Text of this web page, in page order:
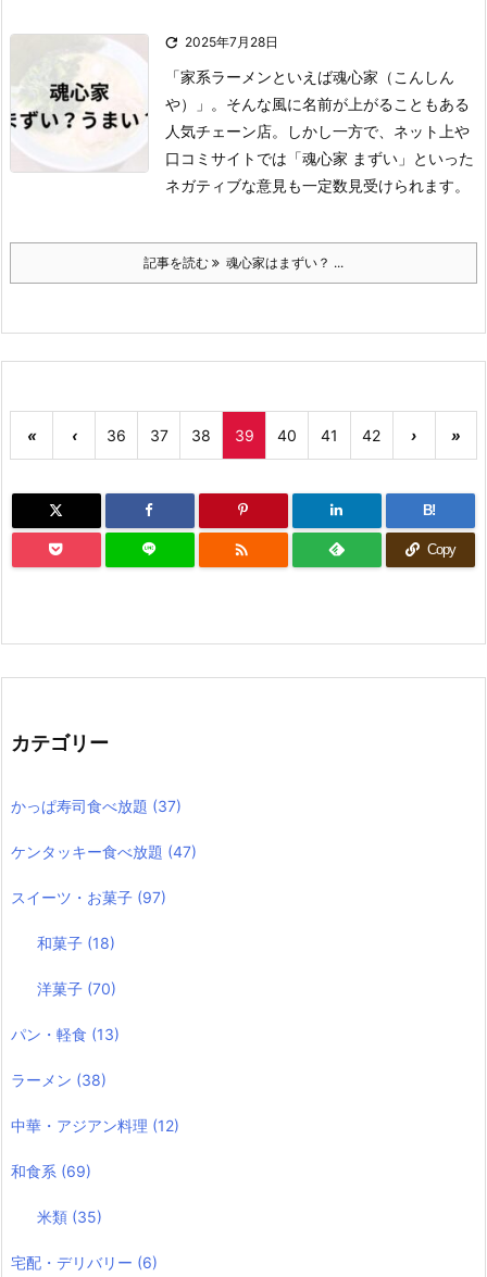
 2025年7月28日
「家系ラーメンといえば魂心家（こんしん
や）」。 そんな風に名前が上がることもある
人気チェーン店。
しかし一方で、ネット上や
口コミサイトでは「魂心家 まずい」といった
ネガティブな意見も一定数見受けられます。
記事を読む 魂心家はまずい？ ...
« ‹ 36 37 38 39 40 41 42 › »
B!
 Copy
カテゴリー
かっぱ寿司食べ放題 (37)
ケンタッキー食べ放題 (47)
スイーツ・お菓子 (97)
和菓子 (18)
洋菓子 (70)
パン・軽食 (13)
ラーメン (38)
中華・アジアン料理 (12)
和食系 (69)
米類 (35)
宅配・デリバリー (6)